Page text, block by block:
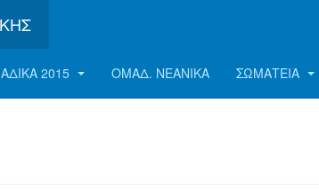
2015 ΟΜΑΔ. ΝΕΑΝΙΚΑ ΣΩΜΑΤΕΊΑ